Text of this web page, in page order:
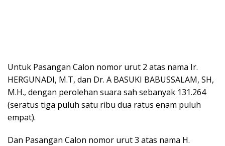
Untuk Pasangan Calon nomor urut 2 atas nama Ir.
HERGUNADI, M.T, dan Dr. A BASUKI BABUSSALAM, SH,
M.H., dengan perolehan suara sah sebanyak 131.264
(seratus tiga puluh satu ribu dua ratus enam puluh
empat).
Dan Pasangan Calon nomor urut 3 atas nama H.